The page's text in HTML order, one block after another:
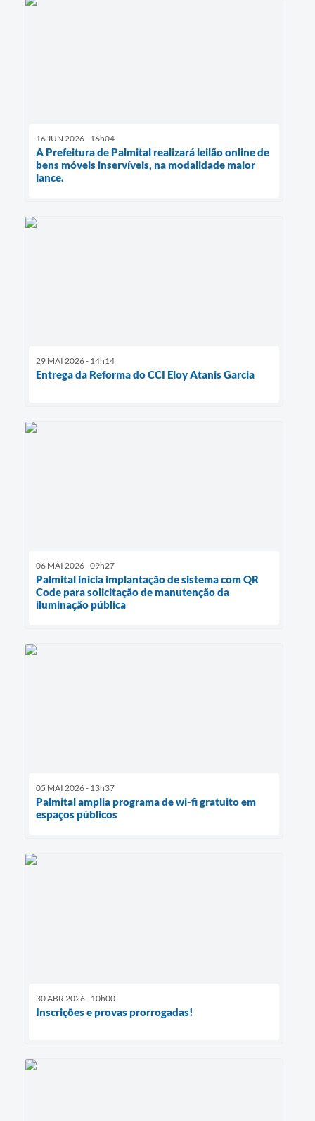
16 JUN 2026 - 16h04
A Prefeitura de Palmital realizará leilão online de
bens móveis inservíveis, na modalidade maior
lance.
29 MAI 2026 - 14h14
Entrega da Reforma do CCI Eloy Atanis Garcia
06 MAI 2026 - 09h27
Palmital inicia implantação de sistema com QR
Code para solicitação de manutenção da
iluminação pública
05 MAI 2026 - 13h37
Palmital amplia programa de wi-fi gratuito em
espaços públicos
30 ABR 2026 - 10h00
Inscrições e provas prorrogadas!